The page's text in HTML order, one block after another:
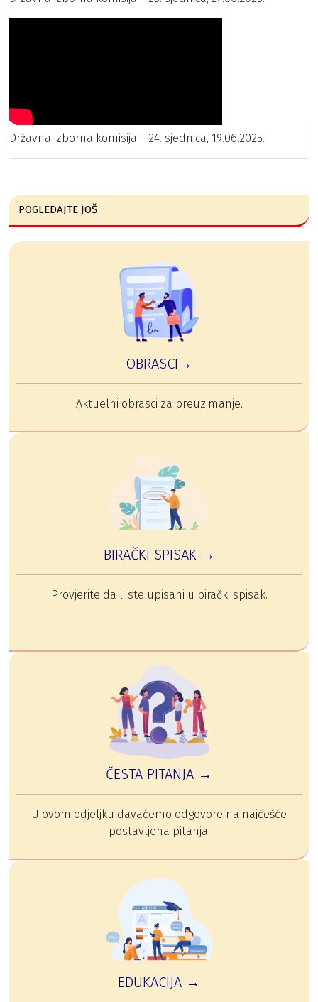
Državna izborna komisija – 24. sjednica, 19.06.2025.
POGLEDAJTE JOŠ
OBRASCI→
Aktuelni obrasci za preuzimanje.
BIRAČKI SPISAK →
Provjerite da li ste upisani u birački spisak.
ČESTA PITANJA →
U ovom odjeljku davaćemo odgovore na najčešće
postavljena pitanja.
EDUKACIJA →